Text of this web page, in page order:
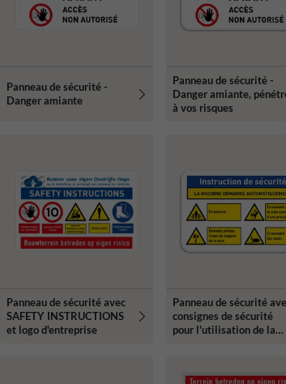
Panneau de sécurité -
Danger amiante
Panneau de sécurité -
Danger amiante,
à vos risques
Panneau de sécurité avec
SAFETY INSTRUCTIONS
et logo d'entreprise
Panneau de sécurité
consignes de sécurité
pour l'utilisation de la